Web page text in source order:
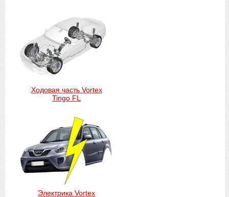
Ходовая часть Vortex
Tingo FL
Электрика Vortex